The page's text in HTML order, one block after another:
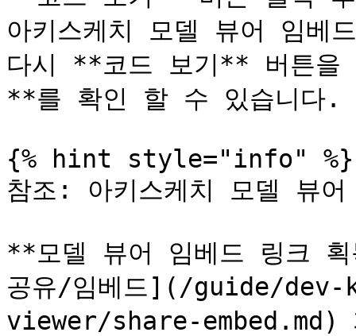
아키스케치 모델 뷰어 임
다시 **코드 보기** 버튼을
**를 확인 할 수 있습니다.
{% hint style="info" %}
참조: 아키스케치 모델 뷰
**모델 뷰어 임베드 링크 획
공유/임베드](/
viewer/share-embed.md)